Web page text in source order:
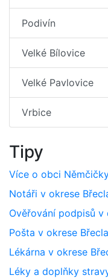
Podivín
Velké Bílovice
Velké Pavlovice
Vrbice
Tipy
Více o obci
Notáři v okrese
Ověřování podpisů v
Pošta v okrese
Lékárna v okrese
Léky a doplňky